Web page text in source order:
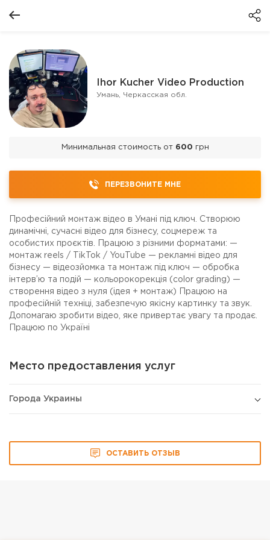
Ihor Kucher Video Production
Умань, Черкасская обл.
Минимальная стоимость от 600 грн
ПЕРЕЗВОНИТЕ МНЕ
Професійний монтаж відео в Умані під ключ. Створюю
динамічні, сучасні відео для бізнесу, соцмереж та
особистих проєктів. Працюю з різними форматами: —
монтаж reels / TikTok / YouTube — рекламні відео для
бізнесу — відеозйомка та монтаж під ключ — обробка
інтерв’ю та подій — кольорокорекція (color grading) —
створення відео з нуля (ідея + монтаж) Працюю на
професійній техніці, забезпечую якісну картинку та звук.
Допомагаю зробити відео, яке привертає увагу та продає.
Працюю по Україні
Место предоставления услуг
Города Украины
ОСТАВИТЬ ОТЗЫВ